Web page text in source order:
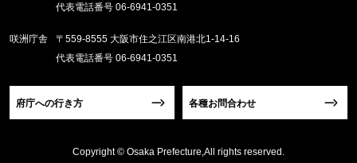
代表電話番号 06-6941-0351
咲洲庁舎
〒559-8555 大阪市住之江区南港北1-14-16
代表電話番号 06-6941-0351
府庁への行き方 各種お問合わせ
Copyright © Osaka Prefecture,All rights reserved.